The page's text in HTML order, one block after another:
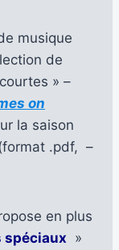
musique
de
» –
on
la saison
.pdf, –
en plus
spéciaux »